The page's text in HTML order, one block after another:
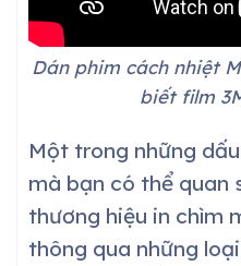
Dán phim cách nhiệt
biết film
Một trong những
mà bạn có thể quan
thương hiệu in chìm
thông qua những